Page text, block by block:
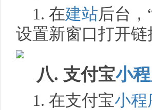
1. 在建站后台
设置新窗口打开
八. 支付宝小
1. 在支付宝小程